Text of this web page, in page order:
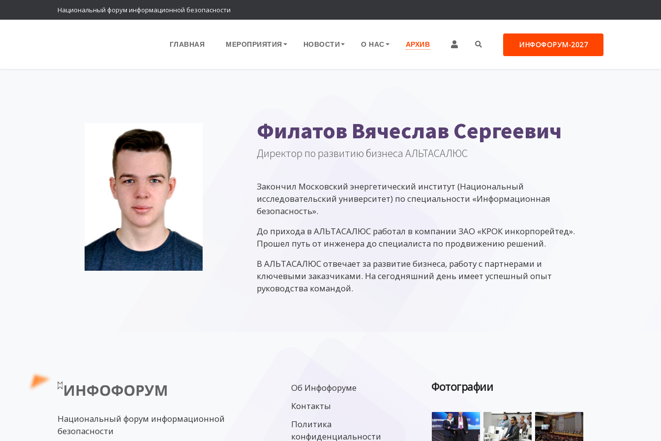
Национальный форум информационной безопасности
ГЛАВНАЯ МЕРОПРИЯТИЯ НОВОСТИ О НАС АРХИВ ИНФОФОРУМ-2027
Филатов Вячеслав Сергеевич
Директор по развитию бизнеса АЛЬТАСАЛЮС
Закончил Московский энергетический институт (Национальный
исследовательский университет) по специальности «Информационная
безопасность».
До прихода в АЛЬТАСАЛЮС работал в компании ЗАО «КРОК инкорпорейтед».
Прошел путь от инженера до специалиста по продвижению решений.
В АЛЬТАСАЛЮС отвечает за развитие бизнеса, работу с партнерами и
ключевыми заказчиками. На сегодняшний день имеет успешный опыт
руководства командой.
Национальный форум информационной
безопасности
Об Инфофоруме
Контакты
Политика
конфиденциальности
Фотографии